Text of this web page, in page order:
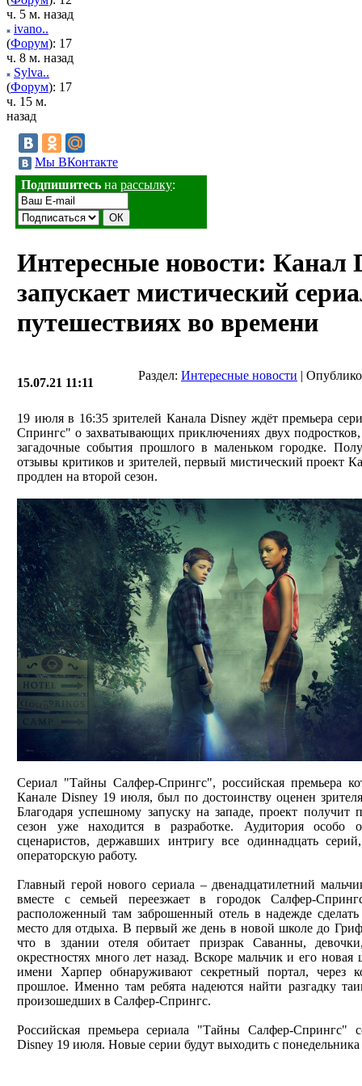
ч. 5 м. назад
ivano..
(Форум): 17
ч. 8 м. назад
Sylva..
(Форум): 17
ч. 15 м.
назад
Мы ВКонтакте
Подпишитесь на рассылку:
Интересные новости: Канал
запускает мистический
путешествиях во времени
15.07.21 11:11
Раздел: Интересные новости |
19 июля в 16:35 зрителей Канала Disney ждёт премьера
Спрингс" о захватывающих приключениях двух подростков,
загадочные события прошлого в маленьком городке.
отзывы критиков и зрителей, первый мистический проект
продлен на второй сезон.
Сериал "Тайны Салфер-Спрингс", российская премьера
Канале Disney 19 июля, был по достоинству оценен
Благодаря успешному запуску на западе, проект получит
сезон уже находится в разработке. Аудитория особо
сценаристов, державших интригу все одиннадцать
операторскую работу.
Главный герой нового сериала – двенадцатилетний
вместе с семьей переезжает в городок Салфер-
расположенный там заброшенный отель в надежде
место для отдыха. В первый же день в новой школе до
что в здании отеля обитает призрак Саванны,
окрестностях много лет назад. Вскоре мальчик и его новая
имени Харпер обнаруживают секретный портал, через
прошлое. Именно там ребята надеются найти разгадку
произошедших в Салфер-Спрингс.
Российская премьера сериала "Тайны Салфер-Спрингс"
Disney 19 июля. Новые серии будут выходить с понедельника